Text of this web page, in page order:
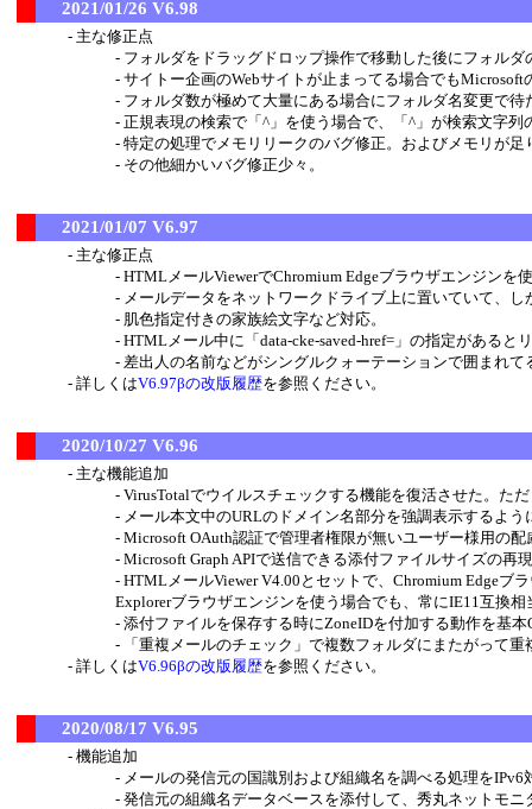
2021/01/26 V6.98
主な修正点
フォルダをドラッグドロップ操作で移動した後にフォル
サイトー企画のWebサイトが止まってる場合でも
フォルダ数が極めて大量にある場合にフォルダ名変更で待
正規表現の検索で「^」を使う場合で、「^」が検索文字
特定の処理でメモリリークのバグ修正。およびメモリが
その他細かいバグ修正少々。
2021/01/07 V6.97
主な修正点
HTMLメールViewerでChromium Edgeブラウザエンジン
メールデータをネットワークドライブ上に置いていて、
肌色指定付きの家族絵文字など対応。
HTMLメール中に「data-cke-saved-href=」の指定がある
差出人の名前などがシングルクォーテーションで囲まれ
詳しくはV6.97βの改版履歴を参照ください。
2020/10/27 V6.96
主な機能追加
VirusTotalでウイルスチェックする機能を復活させた。た
メール本文中のURLのドメイン名部分を強調表示するよう
Microsoft OAuth認証で管理者権限が無いユーザー様用の
Microsoft Graph APIで送信できる添付ファイルサイズの
HTMLメールViewer V4.00とセットで、Chromium Edgeブ
Explorerブラウザエンジンを使う場合でも、常にIE11互換
添付ファイルを保存する時にZoneIDを付加する動作を基
「重複メールのチェック」で複数フォルダにまたがって
詳しくはV6.96βの改版履歴を参照ください。
2020/08/17 V6.95
機能追加
メールの発信元の国識別および組織名を調べる処理をIPv6
発信元の組織名データベースを添付して、秀丸ネットモ